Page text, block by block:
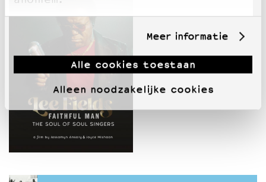
Meer informatie
Alle cookies toestaan
Alleen noodzakelijke cookies